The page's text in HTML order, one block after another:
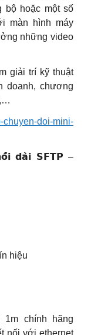
bộ hoặc một số
màn hình máy
những video
giải trí kỹ thuật
doanh, chương
chuyen-doi-mini-
𝗱𝗮̀𝗶 𝗦𝗙𝗧𝗣 –
hiệu
chính hãng
nối với ethernet